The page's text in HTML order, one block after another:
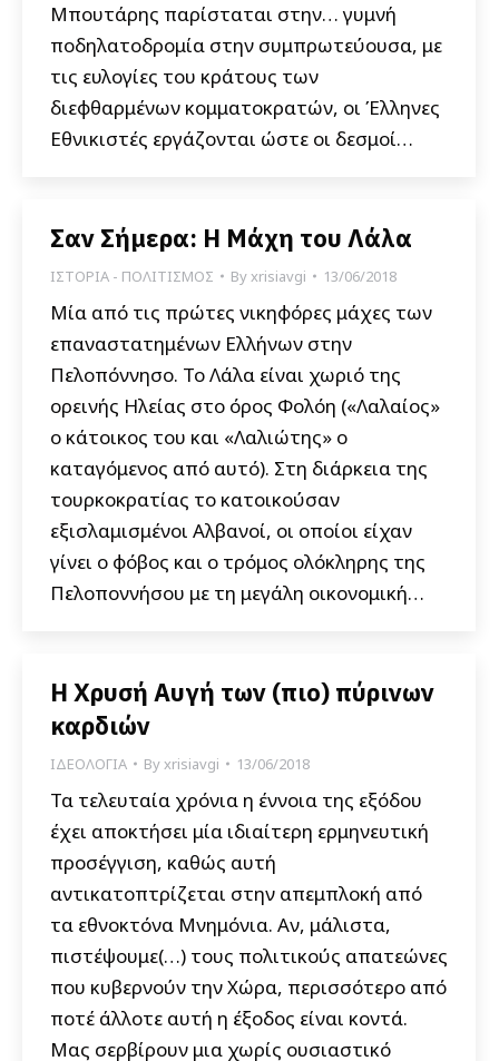
Μπουτάρης παρίσταται στην… γυμνή
ποδηλατοδρομία στην συμπρωτεύουσα, με
τις ευλογίες του κράτους των
διεφθαρμένων κομματοκρατών, οι Έλληνες
Εθνικιστές εργάζονται ώστε οι δεσμοί…
Σαν Σήμερα: Η Μάχη του Λάλα
ΙΣΤΟΡΙΑ - ΠΟΛΙΤΙΣΜΟΣ Byxrisiavgi 13/06/2018
Μία από τις πρώτες νικηφόρες μάχες των
επαναστατημένων Ελλήνων στην
Πελοπόννησο. Το Λάλα είναι χωριό της
ορεινής Ηλείας στο όρος Φολόη («Λαλαίος»
ο κάτοικος του και «Λαλιώτης» ο
καταγόμενος από αυτό). Στη διάρκεια της
τουρκοκρατίας το κατοικούσαν
εξισλαμισμένοι Αλβανοί, οι οποίοι είχαν
γίνει ο φόβος και ο τρόμος ολόκληρης της
Πελοποννήσου με τη μεγάλη οικονομική…
Η Χρυσή Αυγή των (πιο) πύρινων
καρδιών
ΙΔΕΟΛΟΓΙΑ Byxrisiavgi 13/06/2018
Τα τελευταία χρόνια η έννοια της εξόδου
έχει αποκτήσει μία ιδιαίτερη ερμηνευτική
προσέγγιση, καθώς αυτή
αντικατοπτρίζεται στην απεμπλοκή από
τα εθνοκτόνα Μνημόνια. Αν, μάλιστα,
πιστέψουμε(…) τους πολιτικούς απατεώνες
που κυβερνούν την Χώρα, περισσότερο από
ποτέ άλλοτε αυτή η έξοδος είναι κοντά.
Μας σερβίρουν μια χωρίς ουσιαστικό